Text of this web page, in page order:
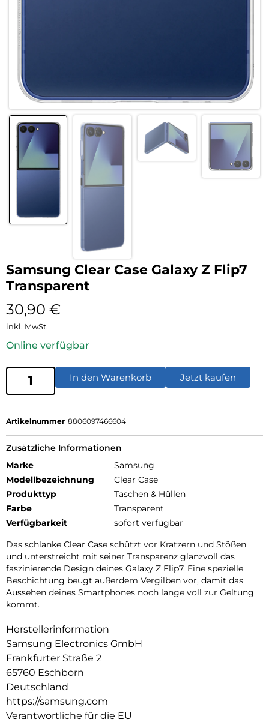
Samsung Clear Case Galaxy Z Flip7
Transparent
30,90 €
inkl. MwSt.
Online verfügbar
In den Warenkorb Jetzt kaufen
Artikelnummer 8806097466604
Zusätzliche Informationen
Marke
Samsung
Modellbezeichnung
Clear Case
Produkttyp
Taschen & Hüllen
Farbe
Transparent
Verfügbarkeit
sofort verfügbar
Das schlanke Clear Case schützt vor Kratzern und Stößen
und unterstreicht mit seiner Transparenz glanzvoll das
faszinierende Design deines Galaxy Z Flip7. Eine spezielle
Beschichtung beugt außerdem Vergilben vor, damit das
Aussehen deines Smartphones noch lange voll zur Geltung
kommt.
Herstellerinformation
Samsung Electronics GmbH
Frankfurter Straße 2
65760 Eschborn
Deutschland
https://samsung.com
Verantwortliche für die EU